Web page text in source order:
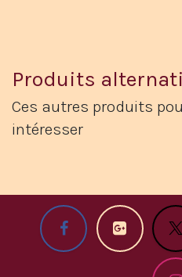
Produits
Ces autres produits
intéresser